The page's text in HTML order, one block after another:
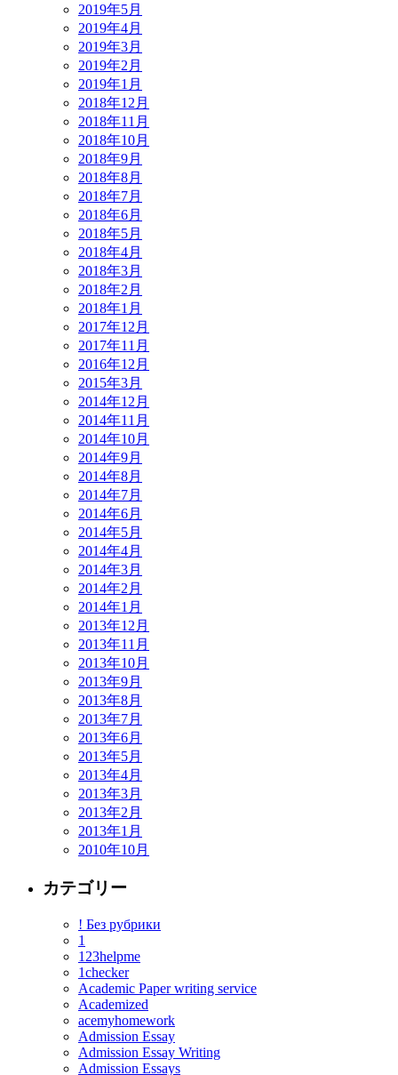
2019年5月
2019年4月
2019年3月
2019年2月
2019年1月
2018年12月
2018年11月
2018年10月
2018年9月
2018年8月
2018年7月
2018年6月
2018年5月
2018年4月
2018年3月
2018年2月
2018年1月
2017年12月
2017年11月
2016年12月
2015年3月
2014年12月
2014年11月
2014年10月
2014年9月
2014年8月
2014年7月
2014年6月
2014年5月
2014年4月
2014年3月
2014年2月
2014年1月
2013年12月
2013年11月
2013年10月
2013年9月
2013年8月
2013年7月
2013年6月
2013年5月
2013年4月
2013年3月
2013年2月
2013年1月
2010年10月
カテゴリー
! Без рубрики
1
123helpme
1checker
Academic Paper writing service
Academized
acemyhomework
Admission Essay
Admission Essay Writing
Admission Essays